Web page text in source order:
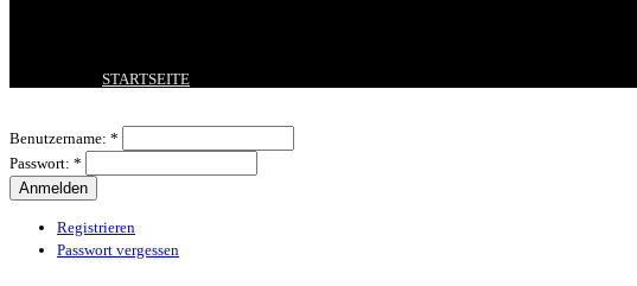
STARTSEITE
BESTE TATTOOS
NEUESTE TATTOOS
Benutzername: *
Passwort: *
Registrieren
Passwort vergessen